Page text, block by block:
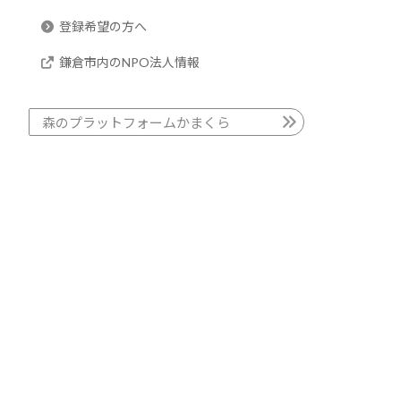
登録希望の方へ
鎌倉市内のNPO法人情報
森のプラットフォームかまくら